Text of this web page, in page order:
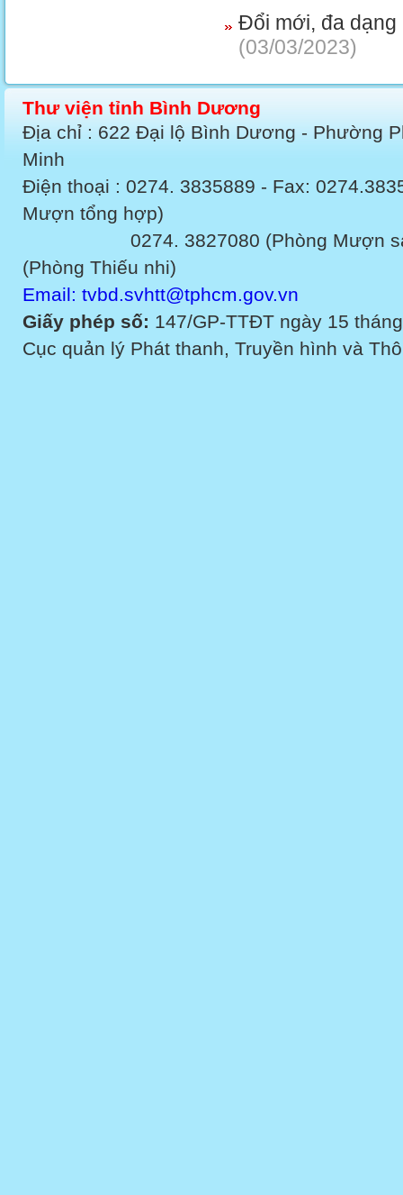
Đổi mới, đa dạng
(03/03/2023)
Thư viện tỉnh Bình Dương
Địa chỉ : 622 Đại lộ Bình Dương - Phường
Minh
Điện thoại : 0274. 3835889 - Fax:
Mượn tổng hợp)
0274. 3827080 (Phòng Mượn sách
(Phòng Thiếu nhi)
Email: tvbd.svhtt@tphcm.gov.vn
Giấy phép số: 147/GP-TTĐT ngày 15
Cục quản lý Phát thanh, Truyền hình và